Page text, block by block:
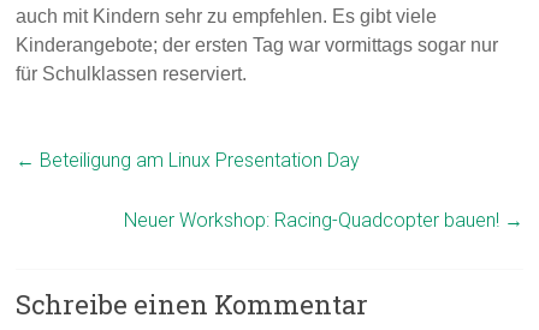
auch mit Kindern sehr zu empfehlen. Es gibt viele
Kinderangebote; der ersten Tag war vormittags sogar nur
für Schulklassen reserviert.
← Beteiligung am Linux Presentation Day
Neuer Workshop: Racing-Quadcopter bauen! →
Schreibe einen Kommentar